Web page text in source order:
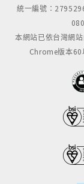
統一編號：
本網站已依台灣網
Chrome版本